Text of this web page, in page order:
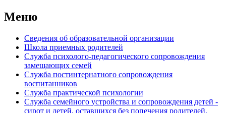
Меню
Сведения об образовательной организации
Школа приемных родителей
Служба психолого-педагогического сопровождения
замещающих семей
Cлужба постинтернатного сопровождения
воспитанников
Служба практической психологии
Служба семейного устройства и сопровождения детей -
сирот и детей, оставшихся без попечения родителей,